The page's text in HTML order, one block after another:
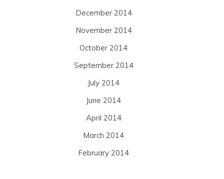
December 2014
November 2014
October 2014
September 2014
July 2014
June 2014
April 2014
March 2014
February 2014